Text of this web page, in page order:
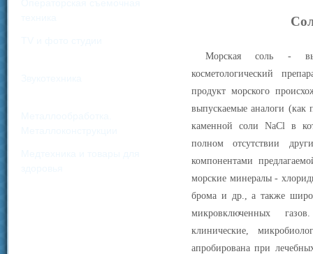
Морская соль -
косметологический
продукт морского
выпускаемые аналоги
каменной соли NaСl в
полном отсутствии
компонентами
морские минералы -
брома и др., а также
микровключенных
клинические,
апробирована при